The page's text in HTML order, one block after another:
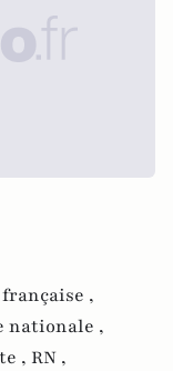
,
nationale ,
, RN ,